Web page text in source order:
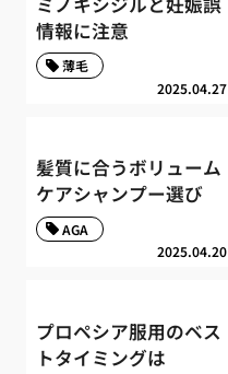
情報に注意
2025.04.27
薄毛
髪質に合うボリューム
ケアシャンプー選び
2025.04.20
AGA
プロペシア服用のベス
トタイミングは